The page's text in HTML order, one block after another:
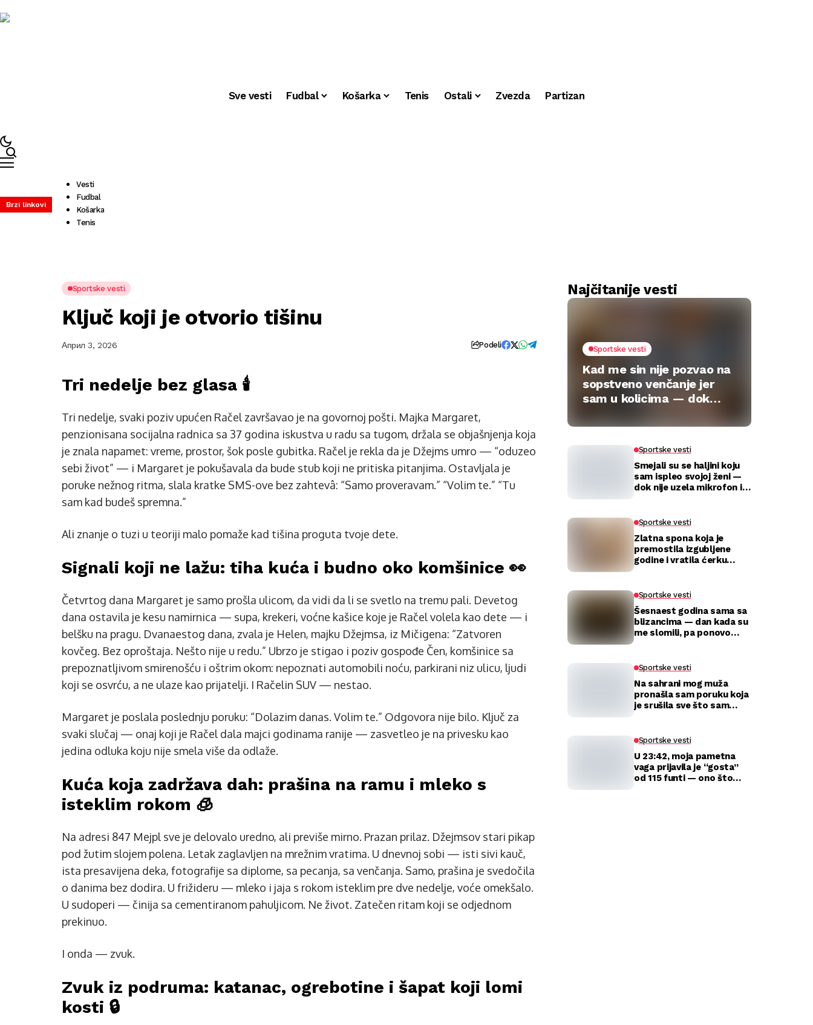
Sve vesti Fudbal Košarka Tenis Ostali Zvezda Partizan
Brzi linkovi
Vesti
Fudbal
Košarka
Tenis
Sportske vesti
Ključ koji je otvorio tišinu
Април 3, 2026 Podeli
Tri nedelje bez glasa 🕯️
Tri nedelje, svaki poziv upućen Račel završavao je na govornoj pošti. Majka Margaret,
penzionisana socijalna radnica sa 37 godina iskustva u radu sa tugom, držala se objašnjenja koja
je znala napamet: vreme, prostor, šok posle gubitka. Račel je rekla da je Džejms umro — “oduzeo
sebi život” — i Margaret je pokušavala da bude stub koji ne pritiska pitanjima. Ostavljala je
poruke nežnog ritma, slala kratke SMS-ove bez zahtevâ: “Samo proveravam.” “Volim te.” “Tu
sam kad budeš spremna.”
Ali znanje o tuzi u teoriji malo pomaže kad tišina proguta tvoje dete.
Signali koji ne lažu: tiha kuća i budno oko komšinice 👀
Četvrtog dana Margaret je samo prošla ulicom, da vidi da li se svetlo na tremu pali. Devetog
dana ostavila je kesu namirnica — supa, krekeri, voćne kašice koje je Račel volela kao dete — i
belšku na pragu. Dvanaestog dana, zvala je Helen, majku Džejmsa, iz Mičigena: “Zatvoren
kovčeg. Bez oproštaja. Nešto nije u redu.” Ubrzo je stigao i poziv gospođe Čen, komšinice sa
prepoznatljivom smirenošću i oštrim okom: nepoznati automobili noću, parkirani niz ulicu, ljudi
koji se osvrću, a ne ulaze kao prijatelji. I Račelin SUV — nestao.
Margaret je poslala poslednju poruku: “Dolazim danas. Volim te.” Odgovora nije bilo. Ključ za
svaki slučaj — onaj koji je Račel dala majci godinama ranije — zasvetleo je na privesku kao
jedina odluka koju nije smela više da odlaže.
Kuća koja zadržava dah: prašina na ramu i mleko s
isteklim rokom 🧊
Na adresi 847 Mejpl sve je delovalo uredno, ali previše mirno. Prazan prilaz. Džejmsov stari pikap
pod žutim slojem polena. Letak zaglavljen na mrežnim vratima. U dnevnoj sobi — isti sivi kauč,
ista presavijena deka, fotografije sa diplome, sa pecanja, sa venčanja. Samo, prašina je svedočila
o danima bez dodira. U frižideru — mleko i jaja s rokom isteklim pre dve nedelje, voće omekšalo.
U sudoperi — činija sa cementiranom pahuljicom. Ne život. Zatečen ritam koji se odjednom
prekinuo.
I onda — zvuk.
Zvuk iz podruma: katanac, ogrebotine i šapat koji lomi
kosti 🔒
Najčitanije vesti
Sportske vesti
Kad me sin nije pozvao na
sopstveno venčanje jer
sam u kolicima — dok
preokrenuo
Sportske vesti
Smejali su se haljini koju
sam ispleo svojoj ženi —
dok nije uzela mikrofon i
Sportske vesti
Zlatna spona koja je
premostila izgubljene
godine i vratila ćerku
Sportske vesti
Šesnaest godina sama sa
blizancima — dan kada su
me slomili, pa ponovo
Sportske vesti
Na sahrani mog muža
pronašla sam poruku koja
je srušila sve što sam
Sportske vesti
U 23:42, moja pametna
vaga prijavila je “gosta”
od 115 funti — ono što